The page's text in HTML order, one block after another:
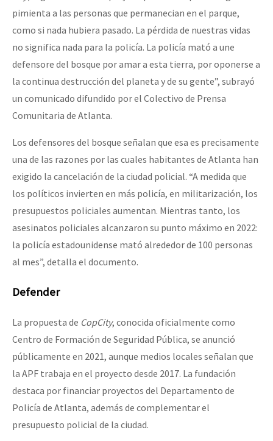
pimienta a las personas que permanecian en el parque,
como si nada hubiera pasado. La pérdida de nuestras vidas
no significa nada para la policía. La policía mató a une
defensore del bosque por amar a esta tierra, por oponerse a
la continua destrucción del planeta y de su gente”, subrayó
un comunicado difundido por el Colectivo de Prensa
Comunitaria de Atlanta.
Los defensores del bosque señalan que esa es precisamente
una de las razones por las cuales habitantes de Atlanta han
exigido la cancelación de la ciudad policial. “A medida que
los políticos invierten en más policía, en militarización, los
presupuestos policiales aumentan. Mientras tanto, los
asesinatos policiales alcanzaron su punto máximo en 2022:
la policía estadounidense mató alrededor de 100 personas
al mes”, detalla el documento.
Defender
La propuesta de CopCity, conocida oficialmente como
Centro de Formación de Seguridad Pública, se anunció
públicamente en 2021, aunque medios locales señalan que
la APF trabaja en el proyecto desde 2017. La fundación
destaca por financiar proyectos del Departamento de
Policía de Atlanta, además de complementar el
presupuesto policial de la ciudad.